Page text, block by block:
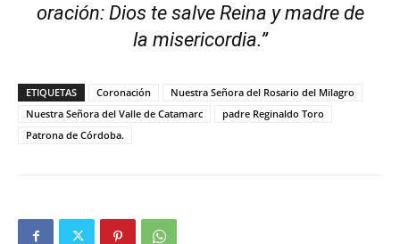
oración: Dios te salve Reina y madre de
la misericordia.”
ETIQUETAS Coronación
Nuestra Señora del Rosario del Milagro
Nuestra Señora del Valle de Catamarc
padre Reginaldo Toro
Patrona de Córdoba.